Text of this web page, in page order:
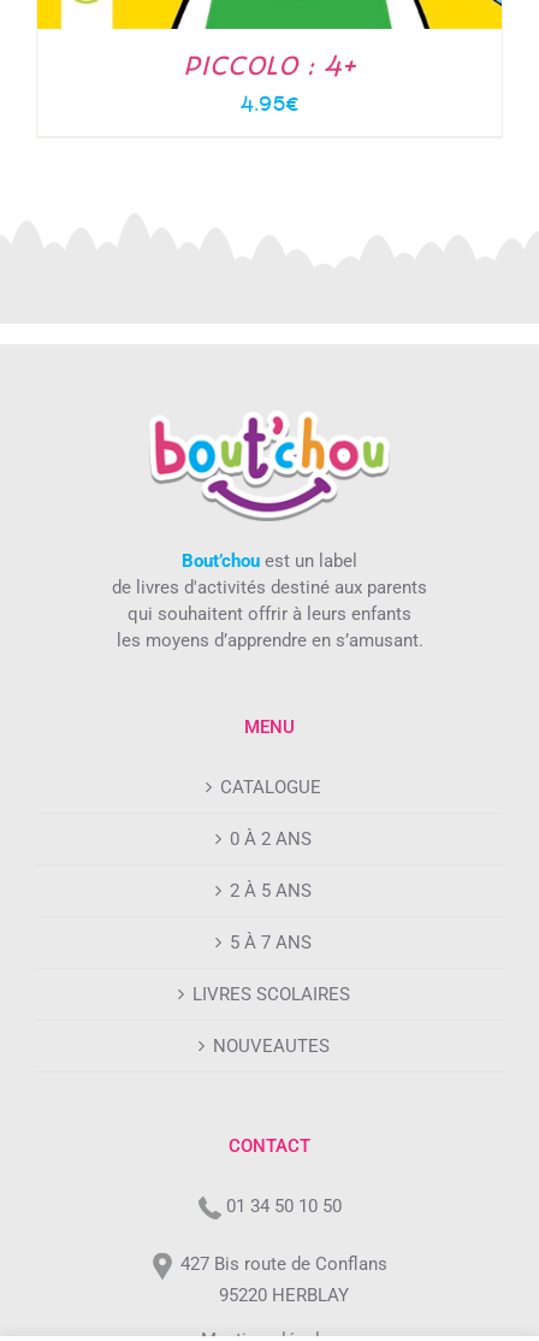
PICCOLO : 4+
4.95€
Bout’chou est un label
de livres d'activités destiné aux parents
qui souhaitent offrir à leurs enfants
les moyens d’apprendre en s’amusant.
MENU
CATALOGUE
0 À 2 ANS
2 À 5 ANS
5 À 7 ANS
LIVRES SCOLAIRES
NOUVEAUTES
CONTACT
01 34 50 10 50
427 Bis route de Conflans
95220 HERBLAY